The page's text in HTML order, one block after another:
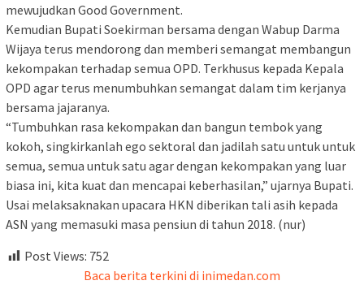
mewujudkan Good Government.
Kemudian Bupati Soekirman bersama dengan Wabup Darma
Wijaya terus mendorong dan memberi semangat membangun
kekompakan terhadap semua OPD. Terkhusus kepada Kepala
OPD agar terus menumbuhkan semangat dalam tim kerjanya
bersama jajaranya.
“Tumbuhkan rasa kekompakan dan bangun tembok yang
kokoh, singkirkanlah ego sektoral dan jadilah satu untuk untuk
semua, semua untuk satu agar dengan kekompakan yang luar
biasa ini, kita kuat dan mencapai keberhasilan,” ujarnya Bupati.
Usai melaksaknakan upacara HKN diberikan tali asih kepada
ASN yang memasuki masa pensiun di tahun 2018. (nur)
Post Views: 752
Baca berita terkini di inimedan.com